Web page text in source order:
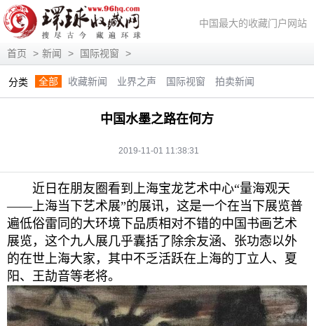
中国最大的收藏门户网站
首页 > 新闻 > 国际视窗 >
分类 全部 收藏新闻 业界之声 国际视窗
拍卖新闻
展会信息
艺术投资 人物访谈 评论观察
视频访谈
艺术评论 快讯 滚动 动态
中国水墨之路在何方
2019-11-01 11:38:31
近日在朋友圈看到上海宝龙艺术中心“量海观天
——上海当下艺术展”的展讯，这是一个在当下展览普
遍低俗雷同的大环境下品质相对不错的中国书画艺术
展览，这个九人展几乎囊括了除余友涵、张功悫以外
的在世上海大家，其中不乏活跃在上海的丁立人、夏
阳、王劼音等老将。